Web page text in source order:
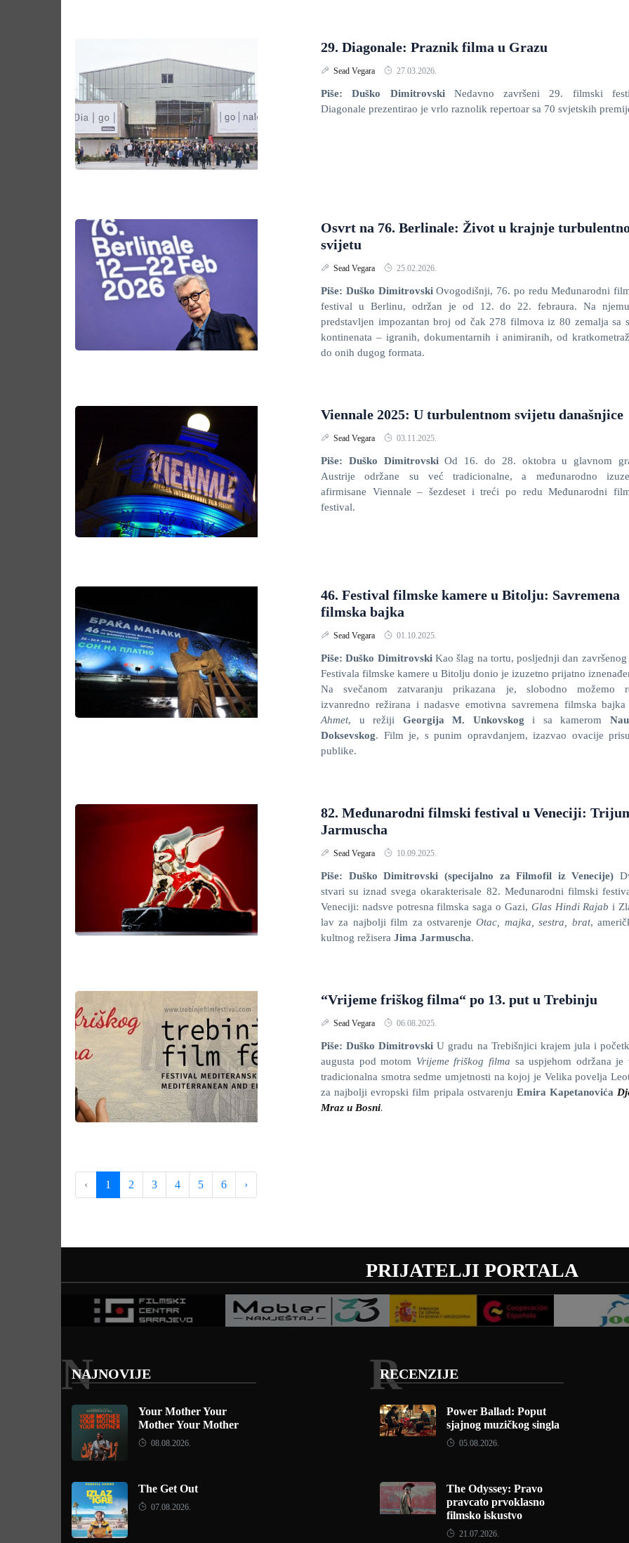
29. Diagonale: Praznik filma u Grazu
Sead Vegara 27.03.2026.
Piše: Duško Dimitrovski Nedavno završeni 29. filmski
Diagonale prezentirao je vrlo raznolik repertoar sa 70 svjetskih
Osvrt na 76. Berlinale: Život u krajnje
svijetu
Sead Vegara 25.02.2026.
​Piše: Duško DimitrovskiOvogodišnji, 76. po redu Međunarodni
festival u Berlinu, održan je od 12. do 22. febraura. Na
predstavljen impozantan broj od čak 278 filmova iz 80 zemalja sa
kontinenata – igranih, dokumentarnih i animiranih, od
do onih dugog formata.
Viennale 2025: U turbulentnom svijetu današnjice
Sead Vegara 03.11.2025.
Piše: Duško DimitrovskiOd 16. do 28. oktobra u glavnom
Austrije održane su već tradicionalne, a međunarodno
afirmisane Viennale – šezdeset i treći po redu Međunarodni
festival.
46. Festival filmske kamere u Bitolju: Savremena
filmska bajka
Sead Vegara 01.10.2025.
Piše: Duško DimitrovskiKao šlag na tortu, posljednji dan završenog
Festivala filmske kamere u Bitolju donio je izuzetno prijatno
Na svečanom zatvaranju prikazana je, slobodno možemo
izvanredno režirana i nadasve emotivna savremena filmska bajka
Ahmet, u režiji Georgija M. Unkovskog i sa kamerom
Doksevskog. Film je, s punim opravdanjem, izazvao ovacije
publike.
82. Međunarodni filmski festival u Veneciji:
Jarmuscha
Sead Vegara 10.09.2025.
Piše: Duško Dimitrovski (specijalno za Filmofil iz Venecije)
stvari su iznad svega okarakterisale 82. Međunarodni filmski
Veneciji: nadsve potresna filmska saga o Gazi, Glas Hindi Rajab i
lav za najbolji film za ostvarenjeOtac, majka, sestra, brat,
kultnog režisera Jima Jarmuscha.
“Vrijeme friškog filma“ po 13. put u Trebinju
Sead Vegara 06.08.2025.
Piše: Duško DimitrovskiU gradu na Trebišnjici krajem jula i
augusta pod motom Vrijeme friškog filma sa uspjehom održana je
tradicionalna smotra sedme umjetnosti na kojoj je Velika povelja
za najbolji evropski film pripala ostvarenju Emira Kapetanovića
Mraz u Bosni.
‹ 1 2 3 4 5 6 ›
PRIJATELJI PORTALA
NAJNOVIJE
N
Your Mother Your
Mother Your Mother
08.08.2026.
The Get Out
07.08.2026.
RECENZIJE
R
Power Ballad: Poput
sjajnog muzičkog singla
05.08.2026.
The Odyssey: Pravo
pravcato prvoklasno
filmsko iskustvo
21.07.2026.